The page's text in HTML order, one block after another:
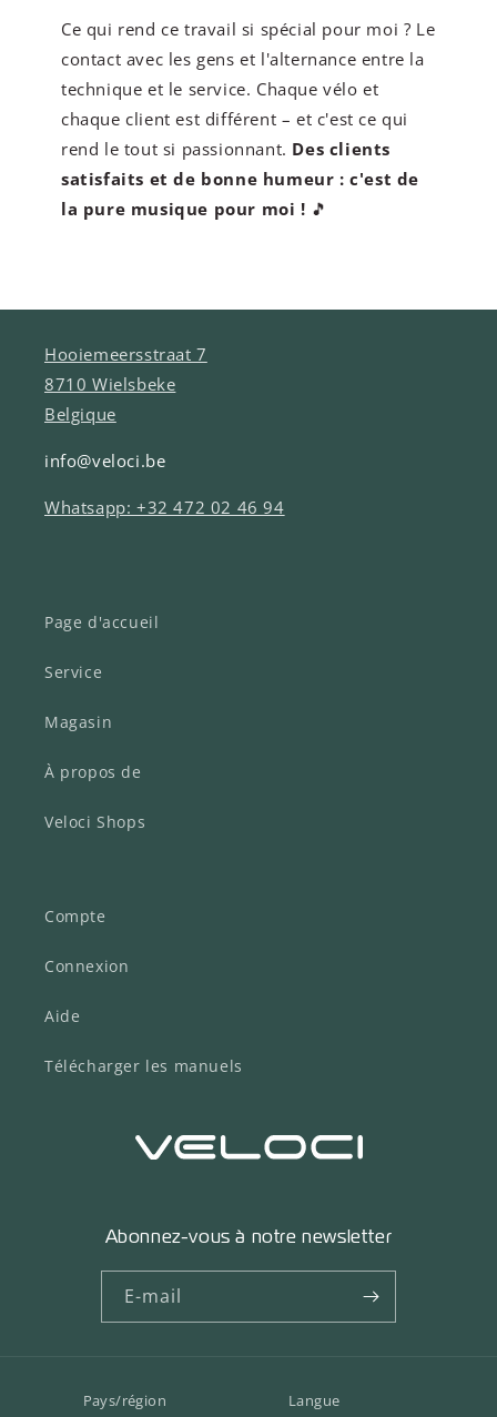
Ce qui rend ce travail si spécial pour moi ? Le
contact avec les gens et l'alternance entre la
technique et le service. Chaque vélo et
chaque client est différent – et c'est ce qui
rend le tout si passionnant. Des clients
satisfaits et de bonne humeur : c'est de
la pure musique pour moi ! 🎵
Hooiemeersstraat 7
8710 Wielsbeke
Belgique
info@veloci.be
Whatsapp: +32 472 02 46 94
Page d'accueil
Service
Magasin
À propos de
Veloci Shops
Compte
Connexion
Aide
Télécharger les manuels
Abonnez-vous à notre newsletter
E-mail
Pays/région Langue